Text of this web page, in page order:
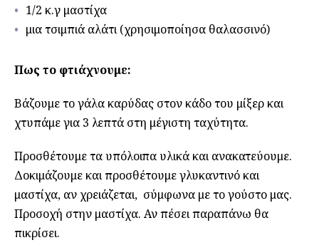
1/2 κ.γ μαστίχα
μια τσιμπιά αλάτι (χρησιμοποίησα θαλασσινό)
Πως το φτιάχνουμε:
Βάζουμε το γάλα καρύδας στον κάδο του μίξερ και
χτυπάμε για 3 λεπτά στη μέγιστη ταχύτητα.
Προσθέτουμε τα υπόλοιπα υλικά και ανακατεύουμε.
Δοκιμάζουμε και προσθέτουμε γλυκαντινό και
μαστίχα, αν χρειάζεται, σύμφωνα με το γούστο μας.
Προσοχή στην μαστίχα. Αν πέσει παραπάνω θα
πικρίσει.